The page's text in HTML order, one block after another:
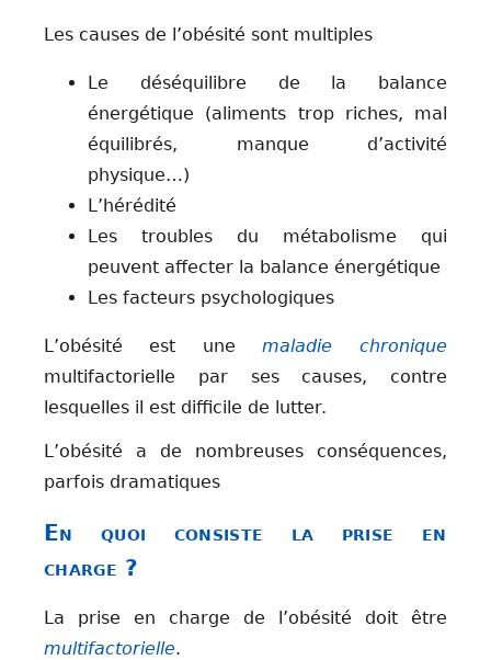
Les causes de l’obésité sont multiples
Le déséquilibre de la balance
énergétique (aliments trop riches, mal
équilibrés, manque d’activité
physique…)
L’hérédité
Les troubles du métabolisme qui
peuvent affecter la balance énergétique
Les facteurs psychologiques
L’obésité est une maladie chronique
multifactorielle par ses causes, contre
lesquelles il est difficile de lutter.
L’obésité a de nombreuses conséquences,
parfois dramatiques
En quoi consiste la prise en
charge ?
La prise en charge de l’obésité doit être
multifactorielle.